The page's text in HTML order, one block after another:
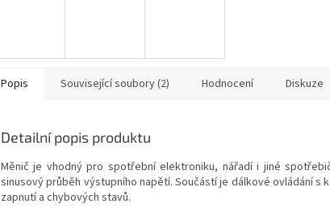
Popis Související soubory (2) Hodnocení Diskuze
Detailní popis produktu
Měnič je vhodný pro spotřební elektroniku, nářadí i jiné
sinusový průběh výstupního napětí. Součástí je dálkové ovládání s
zapnutí a chybových stavů.